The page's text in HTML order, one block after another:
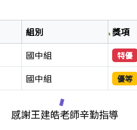
組別
獎項
國中組 特優
國中組 優等
感謝王建皓老師辛勤指導